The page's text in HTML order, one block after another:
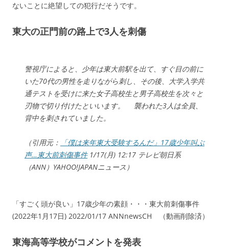
ないことに絶望しての犯行だそうです。
東大の正門前の路上で3人を刺傷
警視庁によると、少年は東大前駅を出て、すぐ目の前に
いた70代の男性を走りながら刺し、その後、大学入学共
通テストを受けに来た女子高校生と男子高校生を次々と
刃物で切り付けたといいます。 襲われた3人は全員、
背中を刺されていました。
（引用元：
「僕は来年東大受験するんだ」17歳少年叫ぶ
声…東大前刺傷事件1/17(月) 12:17 テレビ朝日系
（ANN）YAHOO!JAPANニュース）
「すごく頭が良い」17歳少年の素顔・・・東大前刺傷事件
(2022年1月17日) 2022/01/17 ANNnewsCH （動画削除済）
東海高等学校がコメントを発表